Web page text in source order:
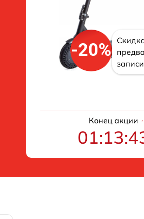
-20%
Конец акции